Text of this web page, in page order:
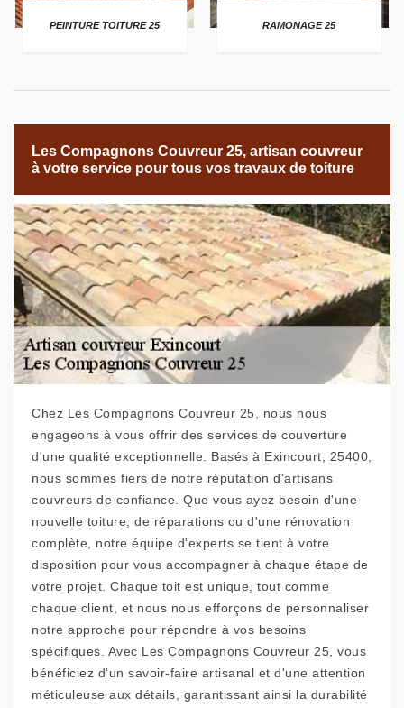
PEINTURE TOITURE 25 RAMONAGE 25
Les Compagnons Couvreur 25, artisan couvreur
à votre service pour tous vos travaux de toiture
Chez Les Compagnons Couvreur 25, nous nous
engageons à vous offrir des services de couverture
d'une qualité exceptionnelle. Basés à Exincourt, 25400,
nous sommes fiers de notre réputation d'artisans
couvreurs de confiance. Que vous ayez besoin d'une
nouvelle toiture, de réparations ou d'une rénovation
complète, notre équipe d'experts se tient à votre
disposition pour vous accompagner à chaque étape de
votre projet. Chaque toit est unique, tout comme
chaque client, et nous nous efforçons de personnaliser
notre approche pour répondre à vos besoins
spécifiques. Avec Les Compagnons Couvreur 25, vous
bénéficiez d'un savoir-faire artisanal et d'une attention
méticuleuse aux détails, garantissant ainsi la durabilité